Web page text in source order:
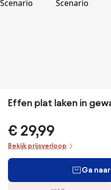
Effen plat laken in
€ 29,99
Bekijk prijsverloop
Ga